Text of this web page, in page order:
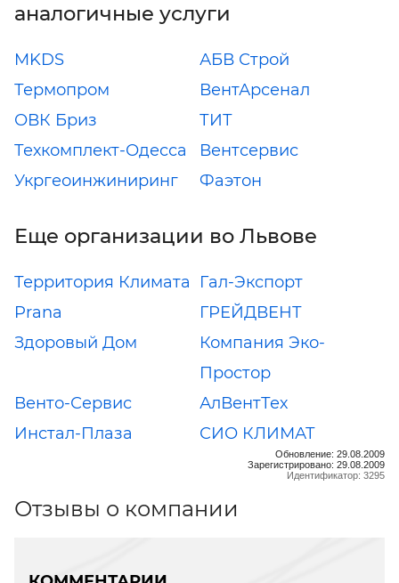
аналогичные услуги
MKDS
АБВ Строй
Термопром
ВентАрсенал
ОВК Бриз
ТИТ
Техкомплект-Одесса
Вентсервис
Укргеоинжиниринг
Фаэтон
Еще организации во Львове
Территория Климата
Гал-Экспорт
Prana
ГРЕЙДВЕНТ
Здоровый Дом
Компания Эко-
Простор
Венто-Сервис
АлВентТех
Инстал-Плаза
СИО КЛИМАТ
Обновление: 29.08.2009
Зарегистрировано: 29.08.2009
Идентификатор: 3295
Отзывы о компании